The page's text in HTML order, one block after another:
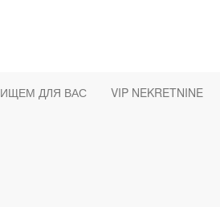
ИЩЕМ ДЛЯ ВАС VIP NEKRETNINE